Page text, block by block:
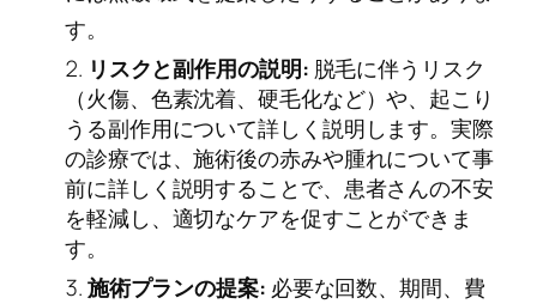
す。
リスクと副作用の説明: 脱毛に伴うリスク
（火傷、色素沈着、硬毛化など）や、起こり
うる副作用について詳しく説明します。実際
の診療では、施術後の赤みや腫れについて事
前に詳しく説明することで、患者さんの不安
を軽減し、適切なケアを促すことができま
す。
施術プランの提案: 必要な回数、期間、費